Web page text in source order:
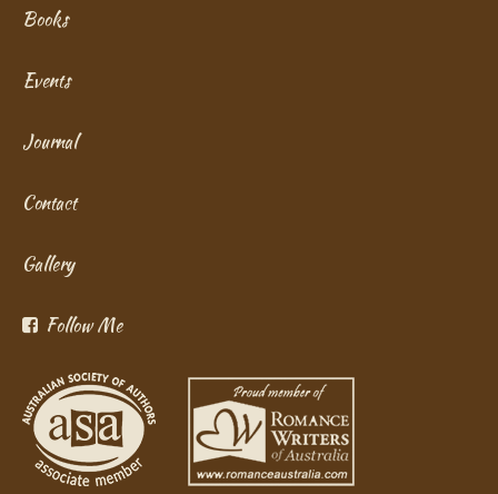
Books
Events
Journal
Contact
Gallery
Follow Me